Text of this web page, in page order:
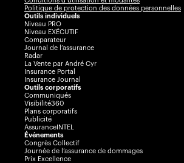
Politique de protection des données personnelles
Outils individuels
Niveau PRO
Niveau EXÉCUTIF
Comparateur
Journal de l’assurance
Radar
La Vente par André Cyr
Insurance Portal
Insurance Journal
Outils corporatifs
Communiqués
Visibilité360
Plans corporatifs
Publicité
AssuranceINTEL
Événements
Congrès Collectif
Journée de l’assurance de dommages
Prix Excellence